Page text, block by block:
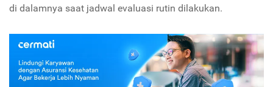
di dalamnya saat jadwal evaluasi rutin dilakukan.